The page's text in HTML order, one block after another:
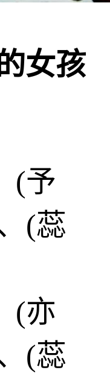
女孩
(予
(蕊
(亦
(蕊